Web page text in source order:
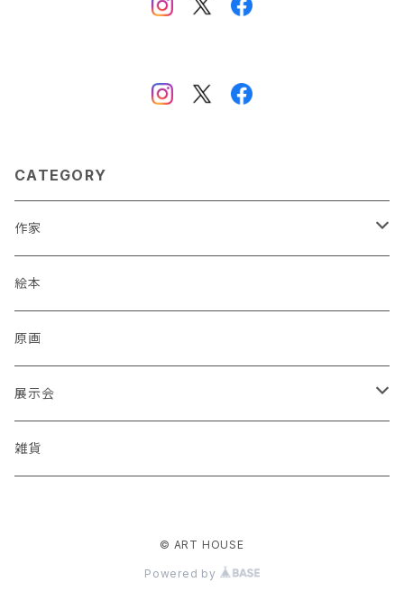
CATEGORY
作家
蒼川わか
あきやまりか
ashika
足立真人
絵本
原画
展示会
Mori / Kosamu.An 「トトニョロ 初展」
雑貨
© ART HOUSE
Powered by